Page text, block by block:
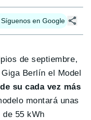
Síguenos en Google
de septiembre,
Berlín el Model
su cada vez más
montará unas
55 kWh